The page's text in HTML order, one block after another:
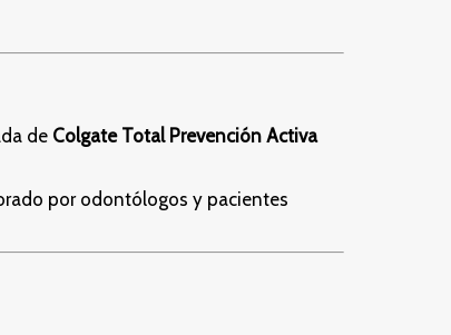
de Colgate Total Prevención Activa
por odontólogos y pacientes